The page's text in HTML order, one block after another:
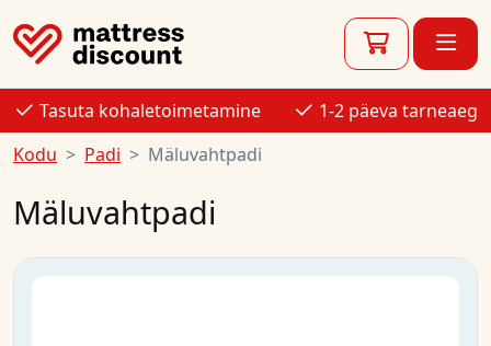
Tasuta kohaletoimetamine
1-2 päeva tarneaeg
Kodu
Padi Mäluvahtpadi
Mäluvahtpadi